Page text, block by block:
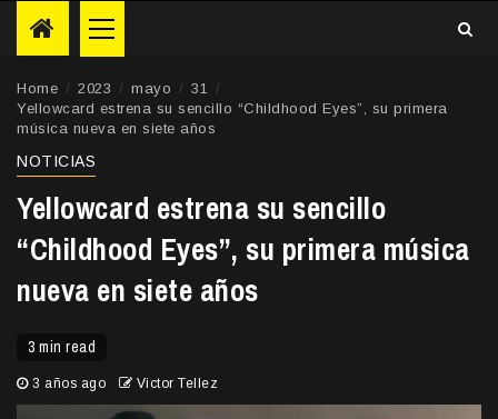
Primary
Menu
Home 2023 mayo
31
Yellowcard estrena su sencillo “Childhood Eyes”, su primera
música nueva en siete años
NOTICIAS
Yellowcard estrena su sencillo
“Childhood Eyes”, su primera música
nueva en siete años
3 min read
3 años ago Victor Tellez